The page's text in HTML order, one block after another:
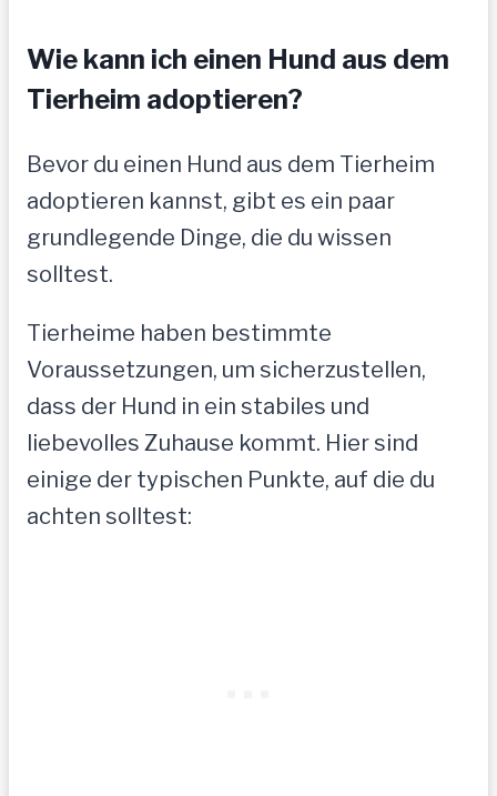
Wie kann ich einen Hund aus dem
Tierheim adoptieren?
Bevor du einen Hund aus dem Tierheim
adoptieren kannst, gibt es ein paar
grundlegende Dinge, die du wissen
solltest.
Tierheime haben bestimmte
Voraussetzungen, um sicherzustellen,
dass der Hund in ein stabiles und
liebevolles Zuhause kommt. Hier sind
einige der typischen Punkte, auf die du
achten solltest: